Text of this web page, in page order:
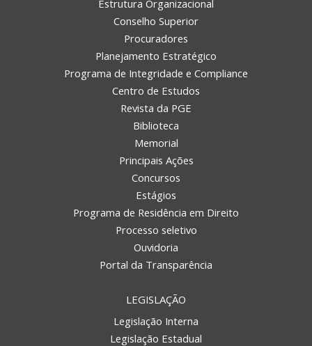
Estrutura Organizacional
Conselho Superior
Procuradores
Planejamento Estratégico
Programa de Integridade e Compliance
Centro de Estudos
Revista da PGE
Biblioteca
Memorial
Principais Ações
Concursos
Estágios
Programa de Residência em Direito
Processo seletivo
Ouvidoria
Portal da Transparência
LEGISLAÇÃO
Legislação Interna
Legislação Estadual